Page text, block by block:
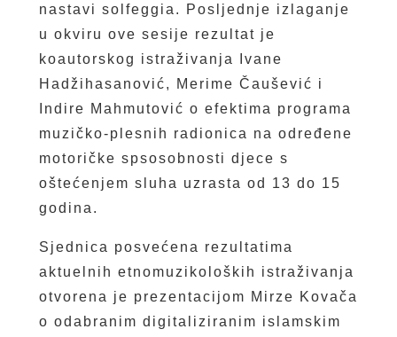
nastavi solfeggia. Posljednje izlaganje
u okviru ove sesije rezultat je
koautorskog istraživanja Ivane
Hadžihasanović, Merime Čaušević i
Indire Mahmutović o efektima programa
muzičko-plesnih radionica na određene
motoričke spsosobnosti djece s
oštećenjem sluha uzrasta od 13 do 15
godina.
Sjednica posvećena rezultatima
aktuelnih etnomuzikoloških istraživanja
otvorena je prezentacijom Mirze Kovača
o odabranim digitaliziranim islamskim